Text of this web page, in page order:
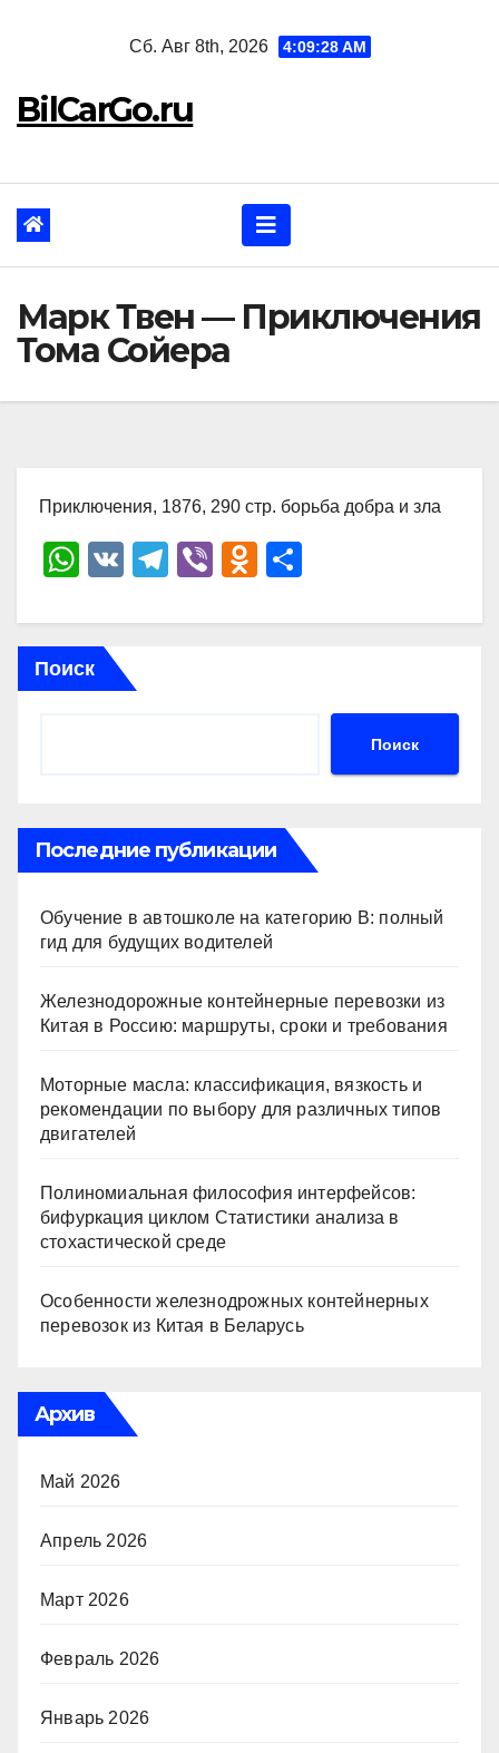
Сб. Авг 8th, 2026 4:09:29 AM
BilCarGo.ru
Марк Твен — Приключения
Тома Сойера
Приключения, 1876, 290 стр. борьба добра и зла
W
at
s
A
V
T
e
Vi
er
O
n
ki
р
ть
Поиск
Поиск
Последние публикации
Обучение в автошколе на категорию В: полный
гид для будущих водителей
Железнодорожные контейнерные перевозки из
Китая в Россию: маршруты, сроки и требования
Моторные масла: классификация, вязкость и
рекомендации по выбору для различных типов
двигателей
Полиномиальная философия интерфейсов:
бифуркация циклом Статистики анализа в
стохастической среде
Особенности железнодрожных контейнерных
перевозок из Китая в Беларусь
Архив
Май 2026
Апрель 2026
Март 2026
Февраль 2026
Январь 2026